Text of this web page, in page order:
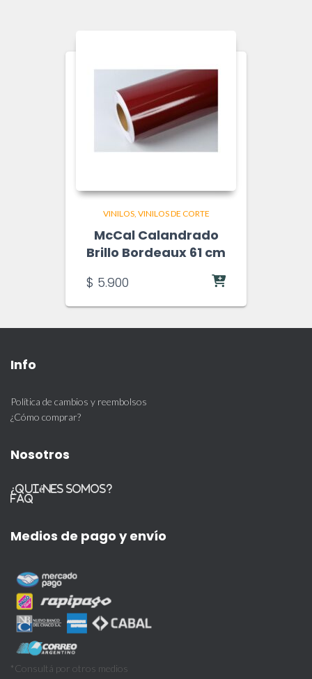
VINILOS VINILOS DE CORTE
McCal Calandrado
Brillo Bordeaux 61 cm
$ 5.900
Info
Política de cambios y reembolsos
¿Cómo comprar?
Nosotros
¿Quiénes somos?
FAQ
Medios de pago y envío
*Consultá por otros medios